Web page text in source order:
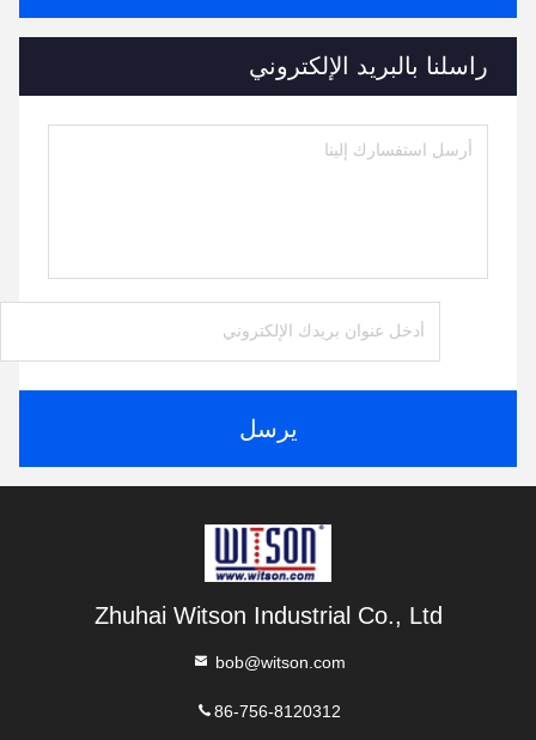
راسلنا بالبريد الإلكتروني
يرسل
Zhuhai Witson Industrial Co., Ltd
bob@witson.com
86-756-8120312